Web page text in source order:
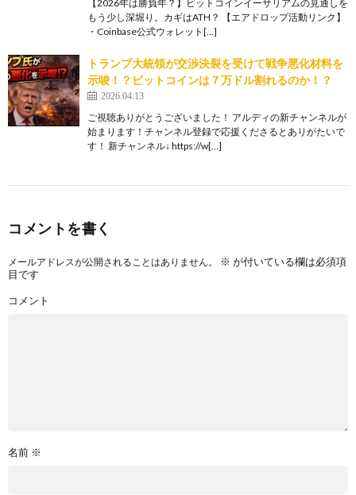
【2026年は勝負年？】ビットコインイーサリアムの見通しを
もう少し深堀り。カギはATH？ 【エアドロップ活動リンク】
・Coinbase公式ウォレット[…]
トランプ大統領が交渉決裂を受けて戦争悪化材料を
示唆！？ビットコインは７万ドル割れるのか！？
2026.04.13
ご視聴ありがとうございました！ アルディの新チャンネルが
始まります！チャンネル登録で応援くださるとありがたいで
す！ 新チャンネル↓ https://w[…]
コメントを書く
メールアドレスが公開されることはありません。 ※ が付いている欄は必須項
目です
コメント
名前 ※